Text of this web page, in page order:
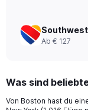
Southwest
Ab € 127
Was sind
Von Boston hast du